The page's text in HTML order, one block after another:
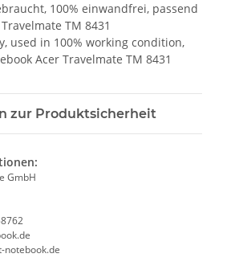
100% einwandfrei, passend
TM 8431
used in 100% working condition,
Acer Travelmate TM 8431
zur Produktsicherheit
GmbH
notebook.de